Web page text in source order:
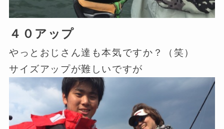
４０アップ
やっとおじさん達も本気ですか？（笑）
サイズアップが難しいですが